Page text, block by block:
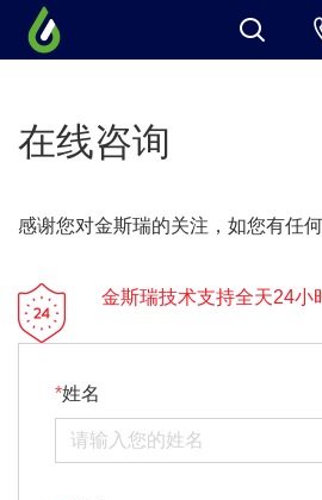
在线咨询
感谢您对金斯瑞的关注，如您有任
金斯瑞技术支持全天24小
姓名